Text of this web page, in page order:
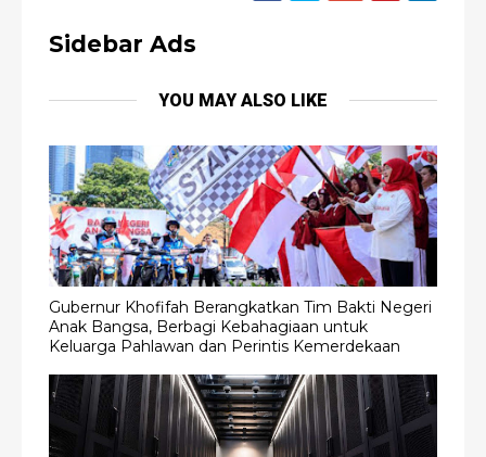
Sidebar Ads
YOU MAY ALSO LIKE
Gubernur Khofifah Berangkatkan Tim Bakti Negeri
Anak Bangsa, Berbagi Kebahagiaan untuk
Keluarga Pahlawan dan Perintis Kemerdekaan